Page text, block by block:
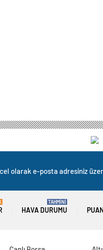
olarak e-posta adresiniz
HAVA DURUMU
TAHMİNİ